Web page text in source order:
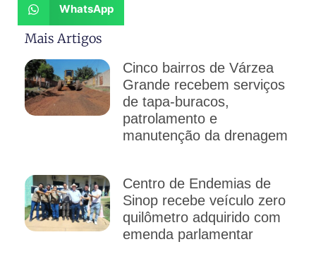
WhatsApp
Mais Artigos
Cinco bairros de Várzea
Grande recebem serviços
de tapa-buracos,
patrolamento e
manutenção da drenagem
Centro de Endemias de
Sinop recebe veículo zero
quilômetro adquirido com
emenda parlamentar